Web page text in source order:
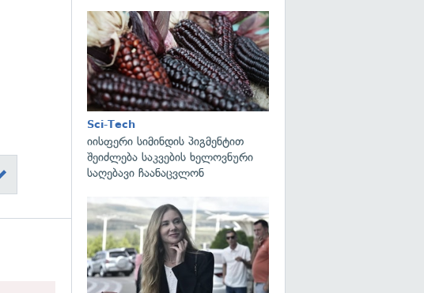
Sci-Tech
იისფერი სიმინდის პიგმენტით
შეიძლება საკვების ხელოვნური
საღებავი ჩაანაცვლონ